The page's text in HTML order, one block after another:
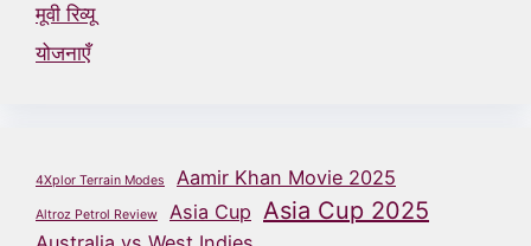
मूवी रिव्यू
योजनाएँ
4Xplor Terrain Modes Aamir Khan Movie 2025
Altroz Petrol Review Asia Cup Asia Cup 2025